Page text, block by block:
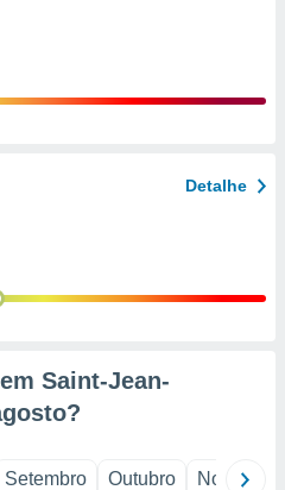
Detalhe
Saint-Jean-
?
Setembro Outubro Novembro